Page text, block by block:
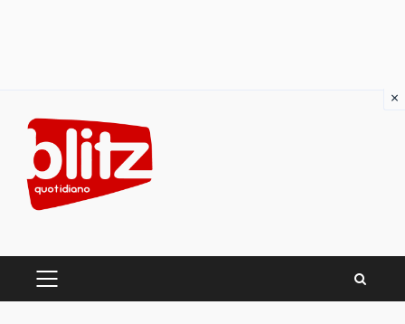
content
PRIMARY
×